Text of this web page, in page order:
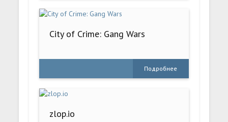
City of Crime: Gang Wars
Подробнее
zlop.io